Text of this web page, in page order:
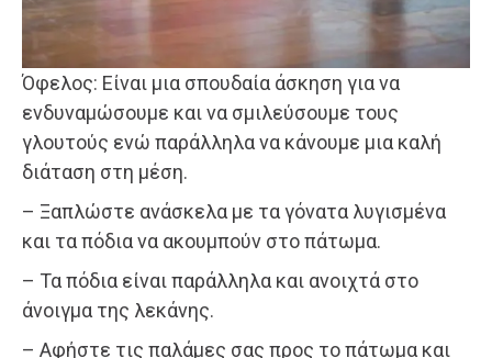
Όφελος: Είναι μια σπουδαία άσκηση για να
ενδυναμώσουμε και να σμιλεύσουμε τους
γλουτούς ενώ παράλληλα να κάνουμε μια καλή
διάταση στη μέση.
– Ξαπλώστε ανάσκελα με τα γόνατα λυγισμένα
και τα πόδια να ακουμπούν στο πάτωμα.
– Τα πόδια είναι παράλληλα και ανοιχτά στο
άνοιγμα της λεκάνης.
– Αφήστε τις παλάμες σας προς το πάτωμα και